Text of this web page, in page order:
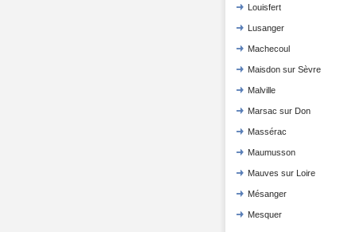
Louisfert
Lusanger
Machecoul
Maisdon sur Sèvre
Malville
Marsac sur Don
Massérac
Maumusson
Mauves sur Loire
Mésanger
Mesquer